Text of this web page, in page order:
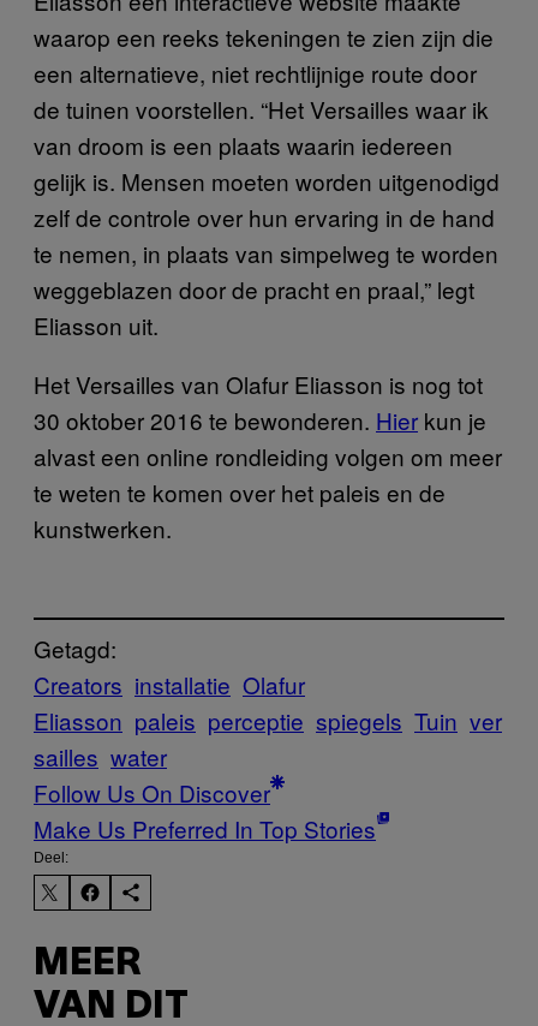
waarop een reeks tekeningen te zien zijn die
een alternatieve, niet rechtlijnige route door
de tuinen voorstellen. “Het Versailles waar ik
van droom is een plaats waarin iedereen
gelijk is. Mensen moeten worden uitgenodigd
zelf de controle over hun ervaring in de hand
te nemen, in plaats van simpelweg te worden
weggeblazen door de pracht en praal,” legt
Eliasson uit.
Het Versailles van Olafur Eliasson is nog tot
30 oktober 2016 te bewonderen. Hier kun je
alvast een online rondleiding volgen om meer
te weten te komen over het paleis en de
kunstwerken.
Getagd:
Creators installatie Olafur
Eliasson paleis perceptie spiegels Tuin ver
sailles water
Follow Us On Discover
Make Us Preferred In Top Stories
Deel:
MEER
VAN DIT